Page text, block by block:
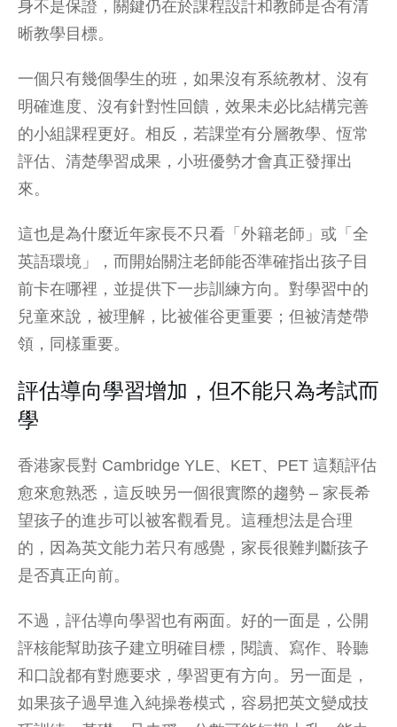
身不是保證，關鍵仍在於課程設計和教師是否有清
晰教學目標。
一個只有幾個學生的班，如果沒有系統教材、沒有
明確進度、沒有針對性回饋，效果未必比結構完善
的小組課程更好。相反，若課堂有分層教學、恆常
評估、清楚學習成果，小班優勢才會真正發揮出
來。
這也是為什麼近年家長不只看「外籍老師」或「全
英語環境」，而開始關注老師能否準確指出孩子目
前卡在哪裡，並提供下一步訓練方向。對學習中的
兒童來說，被理解，比被催谷更重要；但被清楚帶
領，同樣重要。
評估導向學習增加，但不能只為考試而
學
香港家長對 Cambridge YLE、KET、PET 這類評估
愈來愈熟悉，這反映另一個很實際的趨勢 – 家長希
望孩子的進步可以被客觀看見。這種想法是合理
的，因為英文能力若只有感覺，家長很難判斷孩子
是否真正向前。
不過，評估導向學習也有兩面。好的一面是，公開
評核能幫助孩子建立明確目標，閱讀、寫作、聆聽
和口說都有對應要求，學習更有方向。另一面是，
如果孩子過早進入純操卷模式，容易把英文變成技